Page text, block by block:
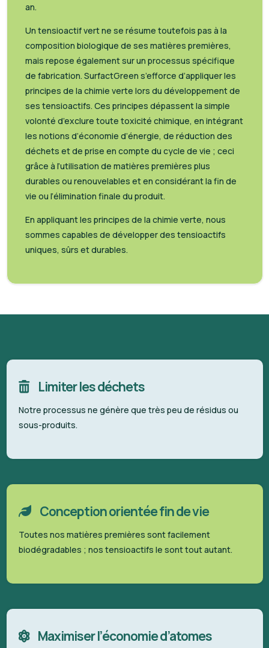
an.
Un tensioactif vert ne se résume toutefois pas à la
composition biologique de ses matières premières,
mais repose également sur un processus spécifique
de fabrication. SurfactGreen s’efforce d’appliquer les
principes de la chimie verte lors du développement de
ses tensioactifs. Ces principes dépassent la simple
volonté d’exclure toute toxicité chimique, en intégrant
les notions d’économie d’énergie, de réduction des
déchets et de prise en compte du cycle de vie ; ceci
grâce à l’utilisation de matières premières plus
durables ou renouvelables et en considérant la fin de
vie ou l’élimination finale du produit.
En appliquant les principes de la chimie verte, nous
sommes capables de développer des tensioactifs
uniques, sûrs et durables.
Limiter les déchets
Notre processus ne génère que très peu de résidus ou
sous-produits.
Conception orientée fin de vie
Toutes nos matières premières sont facilement
biodégradables ; nos tensioactifs le sont tout autant.
Maximiser l’économie d’atomes